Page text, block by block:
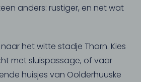
anders: rustiger, en net wat
het witte stadje Thorn. Kies
met sluispassage, of vaar
huisjes van Oolderhuuske